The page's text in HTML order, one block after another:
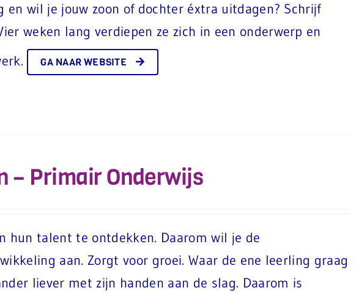
wil je jouw zoon of dochter éxtra uitdagen? Schrijf
weken lang verdiepen ze zich in een onderwerp en
GA NAAR WEBSITE
– Primair Onderwijs
hun talent te ontdekken. Daarom wil je de
aan. Zorgt voor groei. Waar de ene leerling graag
liever met zijn handen aan de slag. Daarom is